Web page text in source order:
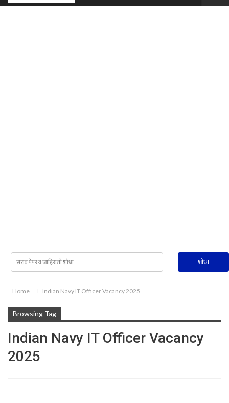
Home Indian Navy IT Officer Vacancy 2025
Browsing Tag
Indian Navy IT Officer Vacancy
2025